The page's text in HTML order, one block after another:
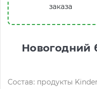
заказа
Новогодний
Состав: продукты